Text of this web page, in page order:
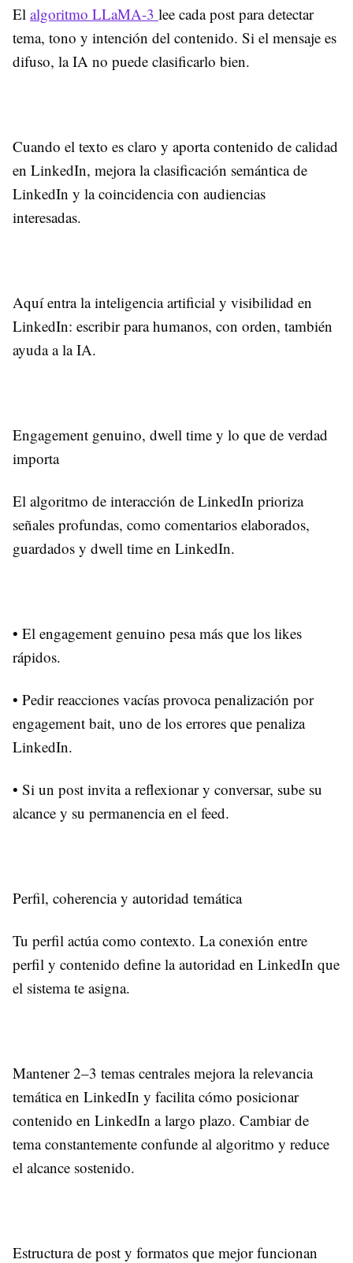
El algoritmo LLaMA-3 lee cada post para detectar
tema, tono y intención del contenido. Si el mensaje es
difuso, la IA no puede clasificarlo bien.
Cuando el texto es claro y aporta contenido de calidad
en LinkedIn, mejora la clasificación semántica de
LinkedIn y la coincidencia con audiencias
interesadas.
Aquí entra la inteligencia artificial y visibilidad en
LinkedIn: escribir para humanos, con orden, también
ayuda a la IA.
Engagement genuino, dwell time y lo que de verdad
importa
El algoritmo de interacción de LinkedIn prioriza
señales profundas, como comentarios elaborados,
guardados y dwell time en LinkedIn.
• El engagement genuino pesa más que los likes
rápidos.
• Pedir reacciones vacías provoca penalización por
engagement bait, uno de los errores que penaliza
LinkedIn.
• Si un post invita a reflexionar y conversar, sube su
alcance y su permanencia en el feed.
Perfil, coherencia y autoridad temática
Tu perfil actúa como contexto. La conexión entre
perfil y contenido define la autoridad en LinkedIn que
el sistema te asigna.
Mantener 2–3 temas centrales mejora la relevancia
temática en LinkedIn y facilita cómo posicionar
contenido en LinkedIn a largo plazo. Cambiar de
tema constantemente confunde al algoritmo y reduce
el alcance sostenido.
Estructura de post y formatos que mejor funcionan